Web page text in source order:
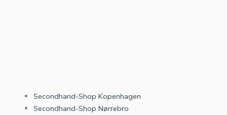
Secondhand-Shop Kopenhagen
Secondhand-Shop Nørrebro